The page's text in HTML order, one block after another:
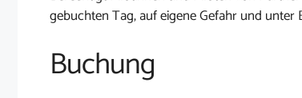
gebuchten Tag, auf eigene Gefahr und
Buchung